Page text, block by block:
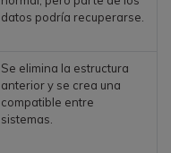
datos podría recuperarse.
Se elimina la estructura
anterior y se crea una
compatible entre
sistemas.